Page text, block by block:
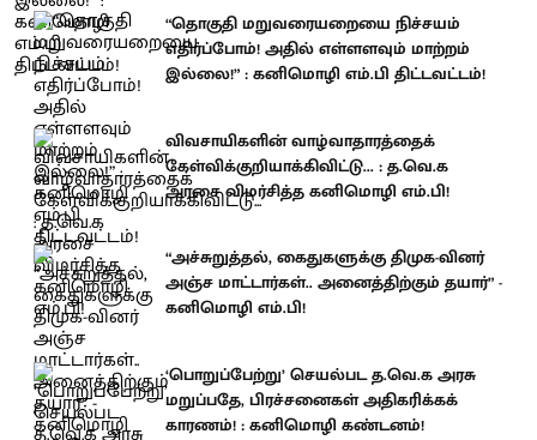
“தொகுதி மறுவரையறையை நிச்சயம்
எதிர்ப்போம்! அதில் எள்ளளவும் மாற்றம்
இல்லை!” : கனிமொழி எம்.பி திட்டவட்டம்!
விவசாயிகளின் வாழ்வாதாரத்தைக்
கேள்விக்குறியாக்கிவிட்டு... : த.வெ.க
அரசை விமர்சித்த கனிமொழி எம்.பி!
“அச்சுறுத்தல், கைதுகளுக்கு திமுக-வினர்
அஞ்ச மாட்டார்கள்.. அனைத்திற்கும் தயார்” -
கனிமொழி எம்.பி!
‘பொறுப்பேற்று’ செயல்பட த.வெ.க அரசு
மறுப்பதே, பிரச்சனைகள் அதிகரிக்கக்
காரணம்! : கனிமொழி கண்டனம்!